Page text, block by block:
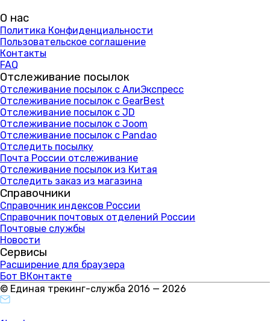
О нас
Политика Конфиденциальности
Пользовательское соглашение
Контакты
FAQ
Отслеживание посылок
Отслеживание посылок с АлиЭкспресс
Отслеживание посылок с GearBest
Отслеживание посылок с JD
Отслеживание посылок с Joom
Отслеживание посылок с Pandao
Отследить посылку
Почта России отслеживание
Отслеживание посылок из Китая
Отследить заказ из магазина
Справочники
Справочник индексов России
Справочник почтовых отделений России
Почтовые службы
Новости
Сервисы
Расширение для браузера
Бот ВКонтакте
© Единая трекинг-служба 2016 — 2026